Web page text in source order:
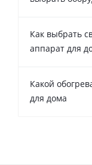
Как выбрать
аппарат для
Какой
для дома